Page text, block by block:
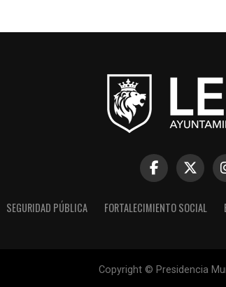
SEGURIDAD PÚBLICA FORTALECIMIENTO SOCIAL
Copyright © Presidencia